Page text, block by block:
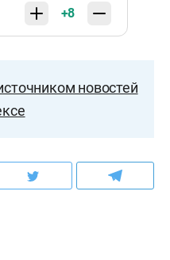
+8
новостей